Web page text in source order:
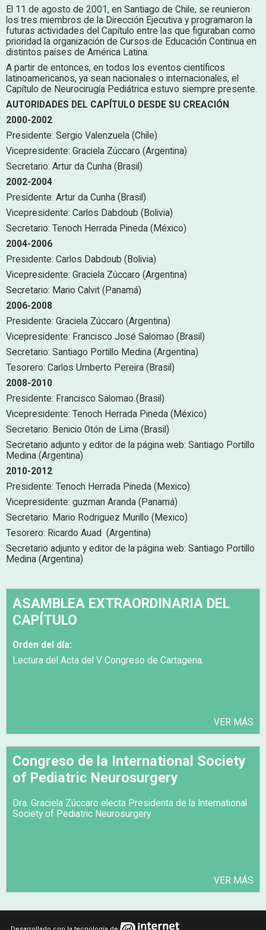
El 11 de agosto de 2001, en Santiago de Chile, se reunieron
los tres miembros de la Dirección Ejecutiva y programaron la
futuras actividades del Capítulo entre las que figuraban como
prioridad la organización de Cursos de Educación Continua en
distintos países de América Latina.
A partir de entonces, en todos los eventos científicos
latinoamericanos, ya sean nacionales o internacionales, el
Capítulo de Neurocirugía Pediátrica estuvo siempre presente.
AUTORIDADES DEL CAPÍTULO DESDE SU CREACIÓN
2000-2002
Presidente: Sergio Valenzuela (Chile)
Vicepresidente: Graciela Zúccaro (Argentina)
Secretario: Artur da Cunha (Brasil)
2002-2004
Presidente: Artur da Cunha (Brasil)
Vicepresidente: Carlos Dabdoub (Bolivia)
Secretario: Tenoch Herrada Pineda (México)
2004-2006
Presidente: Carlos Dabdoub (Bolivia)
Vicepresidente: Graciela Zúccaro (Argentina)
Secretario: Mario Calvit (Panamá)
2006-2008
Presidente: Graciela Zúccaro (Argentina)
Vicepresidente: Francisco José Salomao (Brasil)
Secretario: Santiago Portillo Medina (Argentina)
Tesorero: Carlos Umberto Pereira (Brasil)
2008-2010
Presidente: Francisco Salomao (Brasil)
Vicepresidente: Tenoch Herrada Pineda (México)
Secretario: Benicio Otón de Lima (Brasil)
Secretario adjunto y editor de la página web: Santiago Portillo
Medina (Argentina)
2010-2012
Presidente: Tenoch Herrada Pineda (Mexico)
Vicepresidente: guzman Aranda (Panamá)
Secretario: Mario Rodriguez Murillo (Mexico)
Tesorero: Ricardo Auad (Argentina)
Secretario adjunto y editor de la página web: Santiago Portillo
Medina (Argentina)
ASAMBLEA EXTRAORDINARIA DEL
CAPÍTULO
Orden del día:
Lectura del Acta del V Congreso de Cartagena.
VER MÁS
Congreso de la International Society
of Pediatric Neurosurgery
Dra. Graciela Zúccaro electa Presidenta de la International
Society of Pediatric Neurosurgery
VER MÁS